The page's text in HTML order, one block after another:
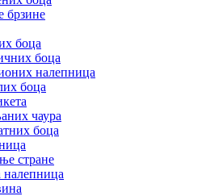
брзине
боца
боца
налепница
боца
чаура
боца
стране
налепница